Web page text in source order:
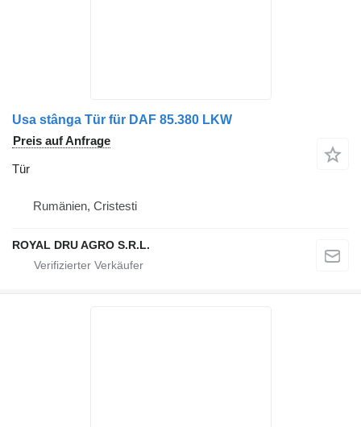
Usa stânga Tür für DAF 85.380 LKW
Preis auf Anfrage
Tür
Rumänien, Cristesti
ROYAL DRU AGRO S.R.L.